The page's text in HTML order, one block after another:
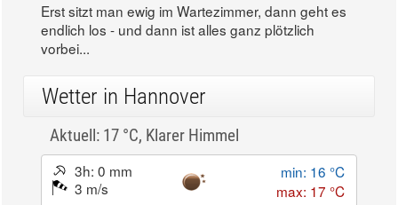
Erst sitzt man ewig im Wartezimmer, dann geht es
endlich los - und dann ist alles ganz plötzlich
vorbei...
Wetter in Hannover
Aktuell: 17 °C, Klarer Himmel
3h: 0 mm
3 m/s
min: 16 °C
max: 17 °C